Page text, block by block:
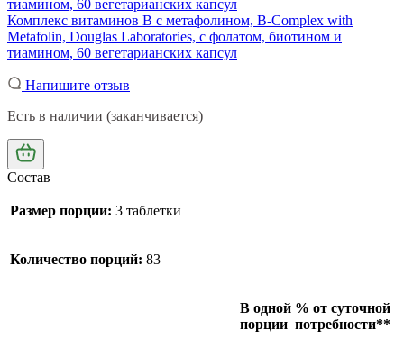
Комплекс витаминов В с метафолином, B-Complex with
Metafolin, Douglas Laboratories, с фолатом, биотином и
тиамином, 60 вегетарианских капсул
Напишите отзыв
Есть в наличии (заканчивается)
Состав
Размер порции: 3 таблетки
Количество порций: 83
В одной
порции
% от суточной
потребности**